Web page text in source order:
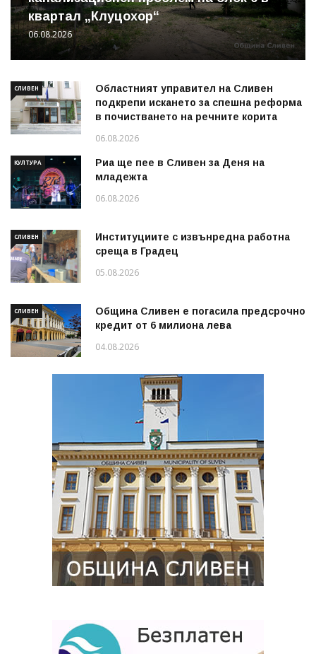
квартал „Клуцохор“
06.08.2026
СЛИВЕН
Областният управител на Сливен
подкрепи искането за спешна реформа
в почистването на речните корита
06.08.2026
КУЛТУРА
Риа ще пее в Сливен за Деня на
младежта
06.08.2026
СЛИВЕН
Институциите с извънредна работна
среща в Градец
05.08.2026
СЛИВЕН
Община Сливен е погасила предсрочно
кредит от 6 милиона лева
04.08.2026